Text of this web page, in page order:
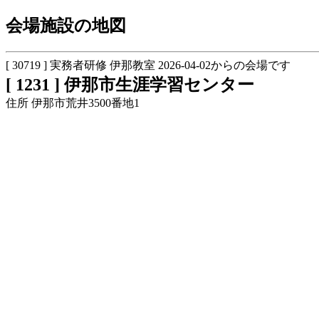
会場施設の地図
[ 30719 ] 実務者研修 伊那教室 2026-04-02からの会場です
[ 1231 ] 伊那市生涯学習センター
住所 伊那市荒井3500番地1